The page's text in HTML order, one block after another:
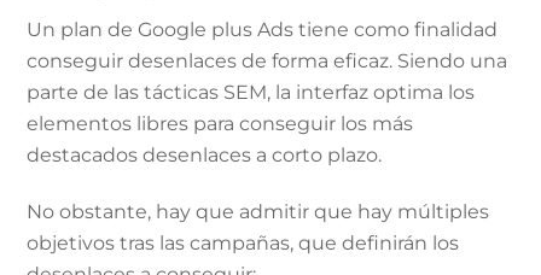
Un plan de Google plus Ads tiene como finalidad
conseguir desenlaces de forma eficaz. Siendo una
parte de las tácticas SEM, la interfaz optima los
elementos libres para conseguir los más
destacados desenlaces a corto plazo.
No obstante, hay que admitir que hay múltiples
objetivos tras las campañas, que definirán los